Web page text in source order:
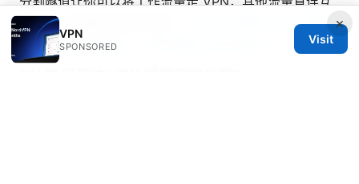
联网，从而兼顾速度和隐私。
Letspro官网: VPNs 相关
全面指南与实用技巧，提升隐私与访问自由
×
VPN
SPONSORED
Visit